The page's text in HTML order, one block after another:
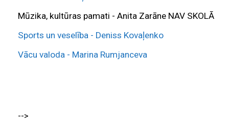
Mūzika, kultūras pamati - Anita Zarāne NAV SKOLĀ
Sports un veselība - Deniss Kovaļenko
Vācu valoda - Marina Rumjanceva
-->